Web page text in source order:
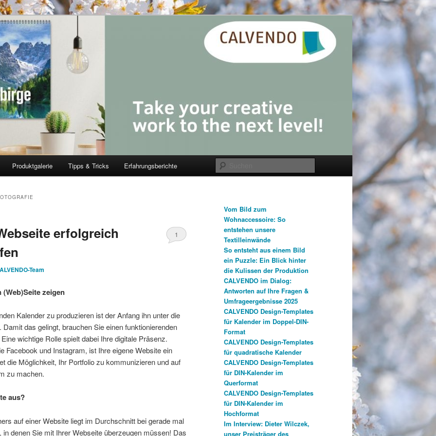
Produktgalerie Tipps & Tricks Erfahrungsberichte
erfolgreich
Team
1
zeigen
Kalender zu produzieren ist der Anfang ihn unter die
das gelingt, brauchen Sie einen funktionierenden
wichtige Rolle spielt dabei Ihre digitale Präsenz.
Facebook und Instagram, ist Ihre eigene Website ein
die Möglichkeit, Ihr Portfolio zu kommunizieren und auf
zu machen.
aus?
auf einer Website liegt im Durchschnitt bei gerade mal
denen Sie mit Ihrer Webseite überzeugen müssen! Das
Vom Bild zum
Wohnaccessoire: So
entstehen unsere
Textilleinwände
So entsteht aus einem Bild
ein Puzzle: Ein Blick hinter
die Kulissen der Produktion
CALVENDO im Dialog:
Antworten auf Ihre Fragen &
Umfrageergebnisse 2025
CALVENDO Design-Templates
für Kalender im Doppel-DIN-
Format
CALVENDO Design-Templates
für quadratische Kalender
CALVENDO Design-Templates
für DIN-Kalender im
Querformat
CALVENDO Design-Templates
für DIN-Kalender im
Hochformat
Im Interview: Dieter Wilczek,
unser Preisträger des